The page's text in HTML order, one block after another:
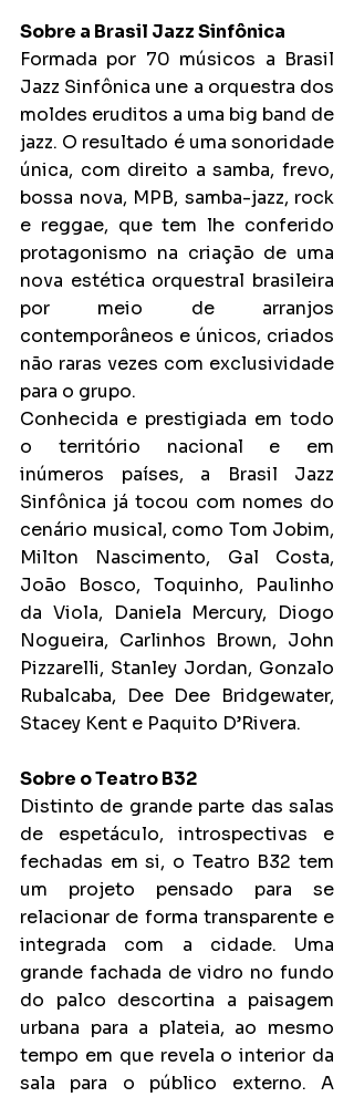
Sobre a Brasil Jazz Sinfônica
Formada por 70 músicos a Brasil
Jazz Sinfônica une a orquestra dos
moldes eruditos a uma big band de
jazz. O resultado é uma sonoridade
única, com direito a samba, frevo,
bossa nova, MPB, samba-jazz, rock
e reggae, que tem lhe conferido
protagonismo na criação de uma
nova estética orquestral brasileira
por meio de arranjos
contemporâneos e únicos, criados
não raras vezes com exclusividade
para o grupo.
Conhecida e prestigiada em todo
o território nacional e em
inúmeros países, a Brasil Jazz
Sinfônica já tocou com nomes do
cenário musical, como Tom Jobim,
Milton Nascimento, Gal Costa,
João Bosco, Toquinho, Paulinho
da Viola, Daniela Mercury, Diogo
Nogueira, Carlinhos Brown, John
Pizzarelli, Stanley Jordan, Gonzalo
Rubalcaba, Dee Dee Bridgewater,
Stacey Kent e Paquito D’Rivera.
Sobre o Teatro B32
Distinto de grande parte das salas
de espetáculo, introspectivas e
fechadas em si, o Teatro B32 tem
um projeto pensado para se
relacionar de forma transparente e
integrada com a cidade. Uma
grande fachada de vidro no fundo
do palco descortina a paisagem
urbana para a plateia, ao mesmo
tempo em que revela o interior da
sala para o público externo. A